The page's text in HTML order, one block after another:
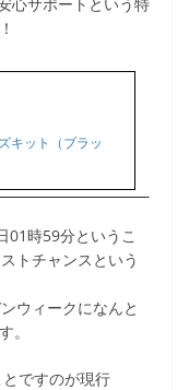
キット（ブラッ
01時59分というこ
トチャンスという
ウィークになんと
。
ですのが現行